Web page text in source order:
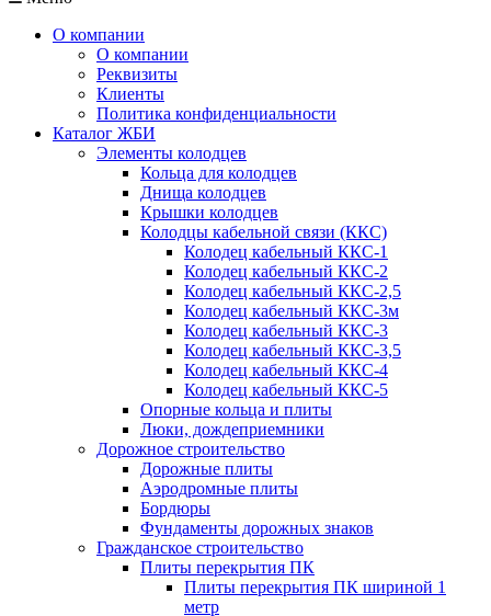
О компании
О компании
Реквизиты
Клиенты
Политика конфиденциальности
Каталог ЖБИ
Элементы колодцев
Кольца для колодцев
Днища колодцев
Крышки колодцев
Колодцы кабельной связи (ККС)
Колодец кабельный ККС-1
Колодец кабельный ККС-2
Колодец кабельный ККС-2,5
Колодец кабельный ККС-3м
Колодец кабельный ККС-3
Колодец кабельный ККС-3,5
Колодец кабельный ККС-4
Колодец кабельный ККС-5
Опорные кольца и плиты
Люки, дождеприемники
Дорожное строительство
Дорожные плиты
Аэродромные плиты
Бордюры
Фундаменты дорожных знаков
Гражданское строительство
Плиты перекрытия ПК
Плиты перекрытия ПК шириной 1
метр